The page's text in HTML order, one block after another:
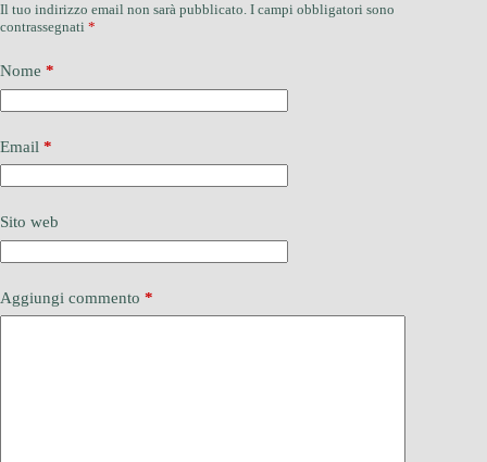
Il tuo indirizzo email non sarà pubblicato. I campi obbligatori sono
contrassegnati *
Nome *
Email *
Sito web
Aggiungi commento *